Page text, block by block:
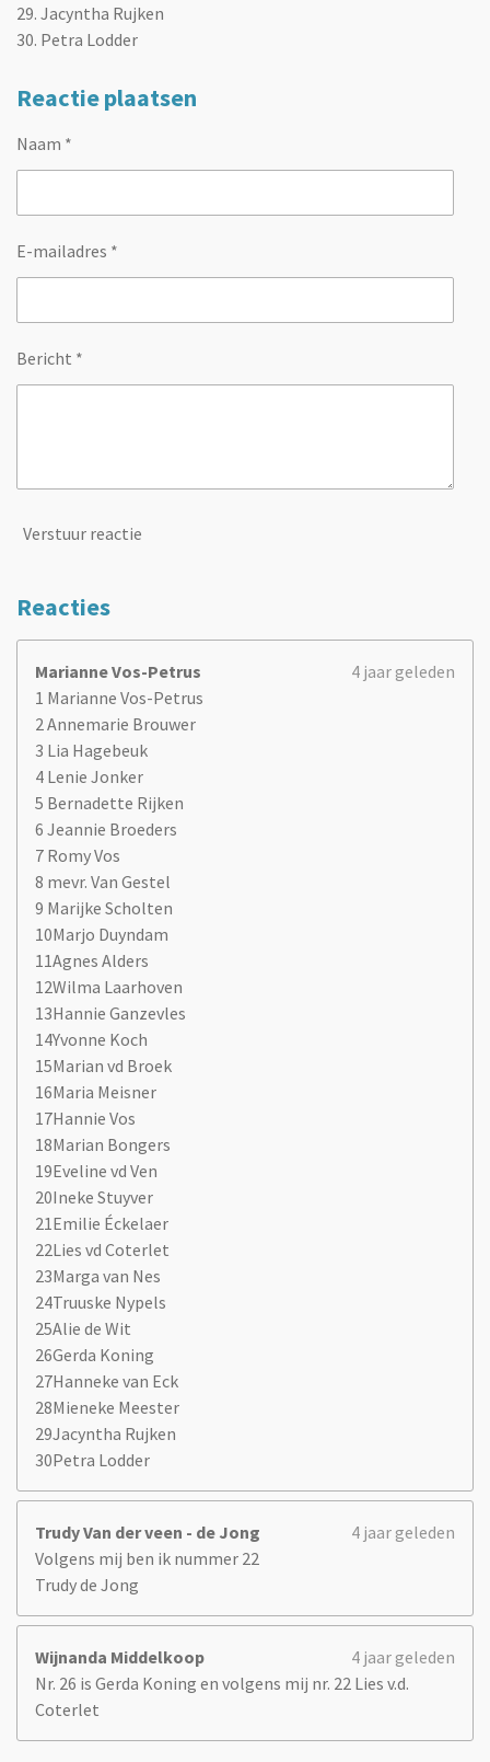
29. Jacyntha Rujken
30. Petra Lodder
Reactie plaatsen
Naam *
E-mailadres *
Bericht *
Verstuur reactie
Reacties
Marianne Vos-Petrus
4 jaar geleden
1 Marianne Vos-Petrus
2 Annemarie Brouwer
3 Lia Hagebeuk
4 Lenie Jonker
5 Bernadette Rijken
6 Jeannie Broeders
7 Romy Vos
8 mevr. Van Gestel
9 Marijke Scholten
10Marjo Duyndam
11Agnes Alders
12Wilma Laarhoven
13Hannie Ganzevles
14Yvonne Koch
15Marian vd Broek
16Maria Meisner
17Hannie Vos
18Marian Bongers
19Eveline vd Ven
20Ineke Stuyver
21Emilie Éckelaer
22Lies vd Coterlet
23Marga van Nes
24Truuske Nypels
25Alie de Wit
26Gerda Koning
27Hanneke van Eck
28Mieneke Meester
29Jacyntha Rujken
30Petra Lodder
Trudy Van der veen - de Jong
4 jaar geleden
Volgens mij ben ik nummer 22
Trudy de Jong
Wijnanda Middelkoop
4 jaar geleden
Nr. 26 is Gerda Koning en volgens mij nr. 22 Lies v.d.
Coterlet